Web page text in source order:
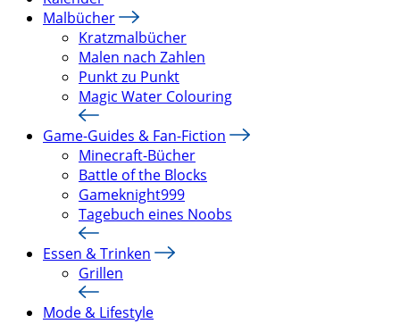
Malbücher
Kratzmalbücher
Malen nach Zahlen
Punkt zu Punkt
Magic Water Colouring
Game-Guides & Fan-Fiction
Minecraft-Bücher
Battle of the Blocks
Gameknight999
Tagebuch eines Noobs
Essen & Trinken
Grillen
Mode & Lifestyle